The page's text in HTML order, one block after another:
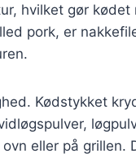
hvilket gør
pork, er
Kødstykket
eller på grillen.